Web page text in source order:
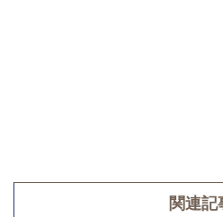
関連記